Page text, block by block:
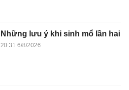
Những lưu ý khi sinh mổ lần hai
20:31 6/8/2026